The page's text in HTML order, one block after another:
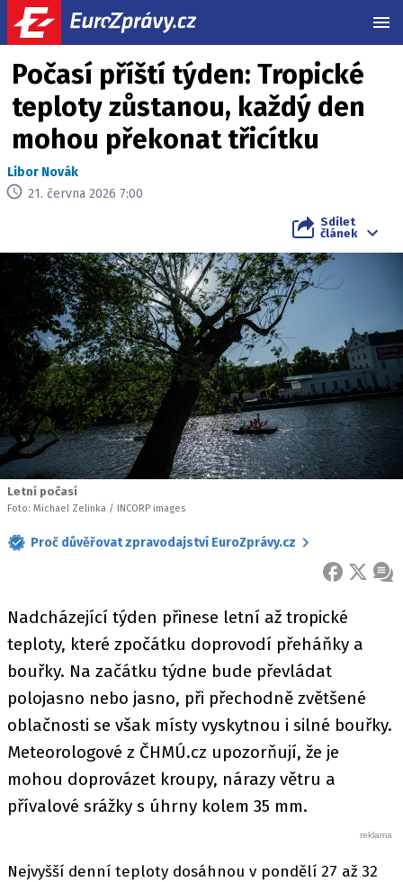
Počasí příští týden: Tropické
teploty zůstanou, každý den
mohou překonat třicítku
Libor Novák
21. června 2026 7:00
Sdílet
článek
Letní počasí
Foto: Michael Zelinka / INCORP images
Proč důvěřovat zpravodajství EuroZprávy.cz
FACEBOOK
X
Nadcházející týden přinese letní až tropické
teploty, které zpočátku doprovodí přeháňky a
bouřky. Na začátku týdne bude převládat
polojasno nebo jasno, při přechodně zvětšené
oblačnosti se však místy vyskytnou i silné bouřky.
Meteorologové z ČHMÚ.cz upozorňují, že je
mohou doprovázet kroupy, nárazy větru a
přívalové srážky s úhrny kolem 35 mm.
Nejvyšší denní teploty dosáhnou v pondělí 27 až 32